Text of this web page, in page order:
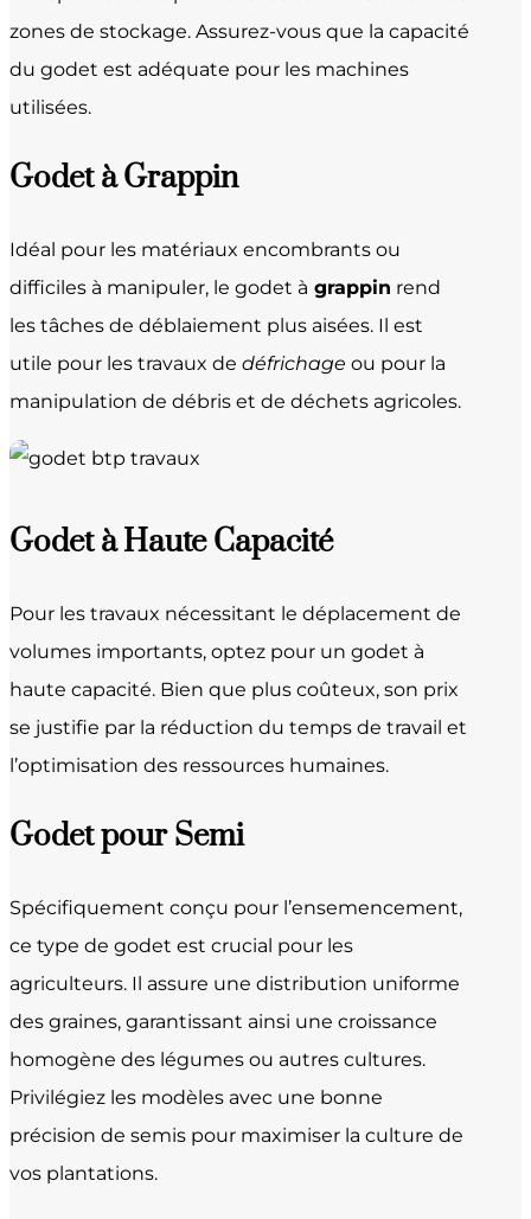
zones de stockage. Assurez-vous que la capacité
du godet est adéquate pour les machines
utilisées.
Godet à Grappin
Idéal pour les matériaux encombrants ou
difficiles à manipuler, le godet à grappin rend
les tâches de déblaiement plus aisées. Il est
utile pour les travaux de défrichage ou pour la
manipulation de débris et de déchets agricoles.
Godet à Haute Capacité
Pour les travaux nécessitant le déplacement de
volumes importants, optez pour un godet à
haute capacité. Bien que plus coûteux, son prix
se justifie par la réduction du temps de travail et
l’optimisation des ressources humaines.
Godet pour Semi
Spécifiquement conçu pour l’ensemencement,
ce type de godet est crucial pour les
agriculteurs. Il assure une distribution uniforme
des graines, garantissant ainsi une croissance
homogène des légumes ou autres cultures.
Privilégiez les modèles avec une bonne
précision de semis pour maximiser la culture de
vos plantations.